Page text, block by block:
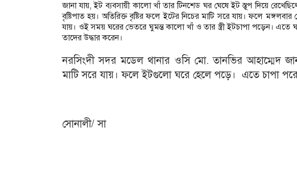
জানা যায়, ইট ব্যবসায়ী কালো খাঁ তার টিনশেড ঘর ঘেষে ইট স্তূপ দিয়ে
বৃষ্টিপাত হয়। অতিরিক্ত বৃষ্টির ফলে ইটের নিচের মাটি সরে যায়। ফলে
যায়। ওই সময় ঘরের ভেতরে ঘুমন্ত কালো খাঁ ও তার স্ত্রী ইটচাপা পড়েন।
তাদের উদ্ধার করেন।
নরসিংদী সদর মডেল থানার ওসি মো. তানভির আহাম্মেদ
মাটি সরে যায়। ফলে ইটগুলো ঘরে হেলে পড়ে। এতে চাপা পরে
সোনালী/ সা